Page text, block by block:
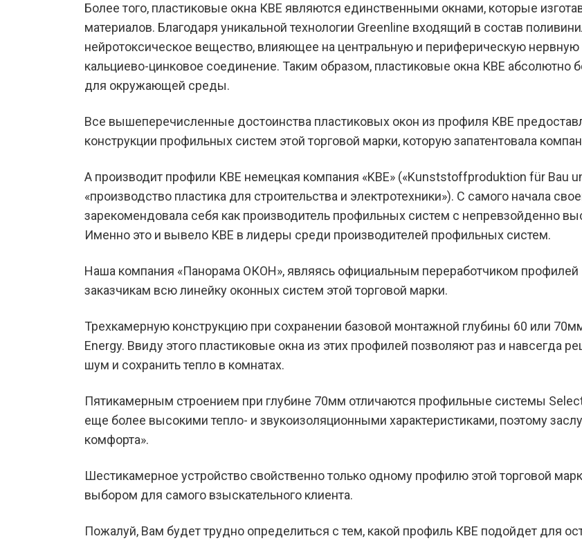
Более того, пластиковые окна КВЕ являются единственными окнами, которые
материалов. Благодаря уникальной технологии Greenline входящий в состав
нейротоксическое вещество, влияющее на центральную и периферическую
кальциево-цинковое соединение. Таким образом, пластиковые окна КВЕ абсолютно
для окружающей среды.
Все вышеперечисленные достоинства пластиковых окон из профиля КВЕ
конструкции профильных систем этой торговой марки, которую запатентовала
А производит профили КВЕ немецкая компания «KBE» («Kunststoffproduktion für Bau
«производство пластика для строительства и электротехники»). С самого начала
зарекомендовала себя как производитель профильных систем с непревзойденно
Именно это и вывело КВЕ в лидеры среди производителей профильных систем.
Наша компания «Панорама ОКОН», являясь официальным переработчиком
заказчикам всю линейку оконных систем этой торговой марки.
Трехкамерную конструкцию при сохранении базовой монтажной глубины 60 или
Еnergy. Ввиду этого пластиковые окна из этих профилей позволяют раз и навсегда
шум и сохранить тепло в комнатах.
Пятикамерным строением при глубине 70мм отличаются профильные системы
еще более высокими тепло- и звукоизоляционными характеристиками, поэтому
комфорта».
Шестикамерное устройство свойственно только одному профилю этой торговой
выбором для самого взыскательного клиента.
Пожалуй, Вам будет трудно определиться с тем, какой профиль КВЕ подойдет для